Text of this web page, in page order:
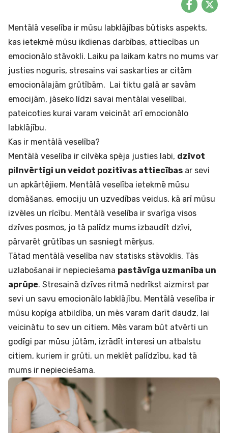
Mentālā veselība ir mūsu labklājības būtisks aspekts,
kas ietekmē mūsu ikdienas darbības, attiecības un
emocionālo stāvokli. Laiku pa laikam katrs no mums var
justies noguris, stresains vai saskarties ar citām
emocionālajām grūtībām. Lai tiktu galā ar savām
emocijām, jāseko līdzi savai mentālai veselībai,
pateicoties kurai varam veicināt arī emocionālo
labklājību.
Kas ir mentālā veselība?
Mentālā veselība ir cilvēka spēja justies labi, dzīvot
pilnvērtīgi un veidot pozitīvas attiecības ar sevi
un apkārtējiem. Mentālā veselība ietekmē mūsu
domāšanas, emociju un uzvedības veidus, kā arī mūsu
izvēles un rīcību. Mentālā veselība ir svarīga visos
dzīves posmos, jo tā palīdz mums izbaudīt dzīvi,
pārvarēt grūtības un sasniegt mērķus.
Tātad mentālā veselība nav statisks stāvoklis. Tās
uzlabošanai ir nepieciešama pastāvīga uzmanība un
aprūpe. Stresainā dzīves ritmā nedrīkst aizmirst par
sevi un savu emocionālo labklājību. Mentālā veselība ir
mūsu kopīga atbildība, un mēs varam darīt daudz, lai
veicinātu to sev un citiem. Mēs varam būt atvērti un
godīgi par mūsu jūtām, izrādīt interesi un atbalstu
citiem, kuriem ir grūti, un meklēt palīdzību, kad tā
mums ir nepieciešama.